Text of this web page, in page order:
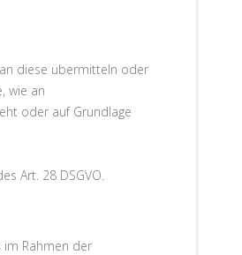
diese übermitteln oder
wie an
oder auf Grundlage
Art. 28 DSGVO.
im Rahmen der